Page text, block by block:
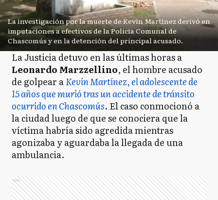
La investigación por la muerte de Kevin Martínez derivó en
imputaciones a efectivos de la Policía Comunal de
Chascomús y en la detención del principal acusado.
La Justicia detuvo en las últimas horas a
Leonardo Marzzellino, el hombre acusado
de golpear aKevin Martínez, el adolescente de
15 años que murió tras un accidente de tránsito
ocurrido en Chascomús. El caso conmocionó a
la ciudad luego de que se conociera que la
víctima habría sido agredida mientras
agonizaba y aguardaba la llegada de una
ambulancia.
Ads